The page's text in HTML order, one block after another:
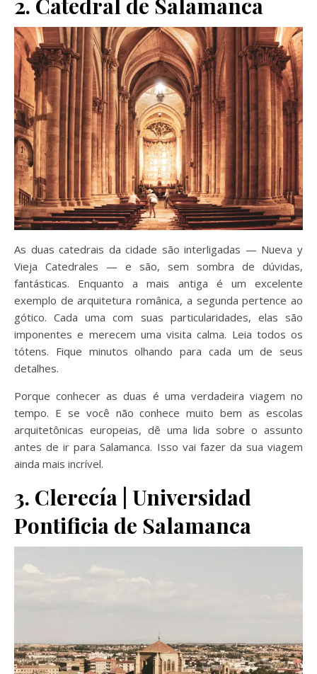
As duas catedrais da cidade são interligadas — Nueva y
Vieja Catedrales — e são, sem sombra de dúvidas,
fantásticas. Enquanto a mais antiga é um excelente
exemplo de arquitetura românica, a segunda pertence ao
gótico. Cada uma com suas particularidades, elas são
imponentes e merecem uma visita calma. Leia todos os
tótens. Fique minutos olhando para cada um de seus
detalhes.
Porque conhecer as duas é uma verdadeira viagem no
tempo. E se você não conhece muito bem as escolas
arquitetônicas europeias, dê uma lida sobre o assunto
antes de ir para Salamanca. Isso vai fazer da sua viagem
ainda mais incrível.
3. Clerecía | Universidad
Pontificia de Salamanca